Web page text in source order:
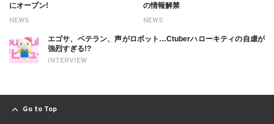
NEWS
にオープン!
NEWS
の情報解禁
INTERVIEW
エゴサ、ベテラン、声がロボット…Ctuberハローキティの自虐が
強烈すぎる!?
Go to Top